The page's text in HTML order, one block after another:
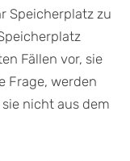
Speicherplatz zu
Fällen vor, sie
Frage, werden
nicht aus dem